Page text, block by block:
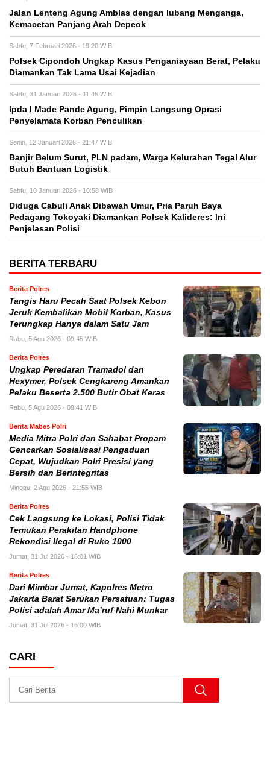
Jalan Lenteng Agung Amblas dengan lubang Menganga,
Kemacetan Panjang Arah Depeok
Sabtu, 7 Februari 2026 - 19:20 WIB
Polsek Cipondoh Ungkap Kasus Penganiayaan Berat, Pelaku
Diamankan Tak Lama Usai Kejadian
Sabtu, 31 Januari 2026 - 11:46 WIB
Ipda I Made Pande Agung, Pimpin Langsung Oprasi
Penyelamata Korban Penculikan
Senin, 12 Januari 2026 - 21:47 WIB
Banjir Belum Surut, PLN padam, Warga Kelurahan Tegal Alur
Butuh Bantuan Logistik
Sabtu, 10 Januari 2026 - 10:58 WIB
Diduga Cabuli Anak Dibawah Umur, Pria Paruh Baya
Pedagang Tokoyaki Diamankan Polsek Kalideres: Ini
Penjelasan Polisi
BERITA TERBARU
Berita Polres
Tangis Haru Pecah Saat Polsek Kebon
Jeruk Kembalikan Mobil Korban, Kasus
Terungkap Hanya dalam Satu Jam
Rabu, 5 Agu 2026 - 09:45 WIB
Berita Polres
Ungkap Peredaran Tramadol dan
Hexymer, Polsek Cengkareng Amankan
Pelaku Beserta 2.500 Butir Obat Keras
Rabu, 5 Agu 2026 - 09:41 WIB
Berita Mabes Polri
Media Mitra Polri dan Sahabat Propam
Gencarkan Sosialisasi Pengaduan
Cepat, Wujudkan Polri Presisi yang
Bersih dan Berintegritas
Minggu, 2 Agu 2026 - 21:55 WIB
Berita Polres
Cek Langsung ke Lokasi, Polisi Tidak
Temukan Perakitan Handphone
Rekondisi Ilegal di Ruko 1000
Jumat, 31 Jul 2026 - 16:01 WIB
Berita Polres
Dari Mimbar Jumat, Kapolres Metro
Jakarta Barat Serukan Persatuan: Tugas
Polisi adalah Amar Ma’ruf Nahi Munkar
Jumat, 31 Jul 2026 - 16:00 WIB
CARI